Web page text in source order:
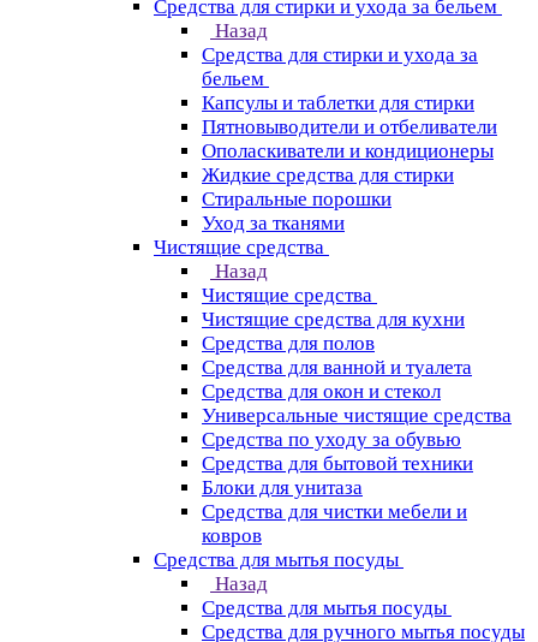
Средства для стирки и ухода за бельем
Назад
Средства для стирки и ухода за
бельем
Капсулы и таблетки для стирки
Пятновыводители и отбеливатели
Ополаскиватели и кондиционеры
Жидкие средства для стирки
Стиральные порошки
Уход за тканями
Чистящие средства
Назад
Чистящие средства
Чистящие средства для кухни
Средства для полов
Средства для ванной и туалета
Средства для окон и стекол
Универсальные чистящие средства
Средства по уходу за обувью
Средства для бытовой техники
Блоки для унитаза
Средства для чистки мебели и
ковров
Средства для мытья посуды
Назад
Средства для мытья посуды
Средства для ручного мытья посуды